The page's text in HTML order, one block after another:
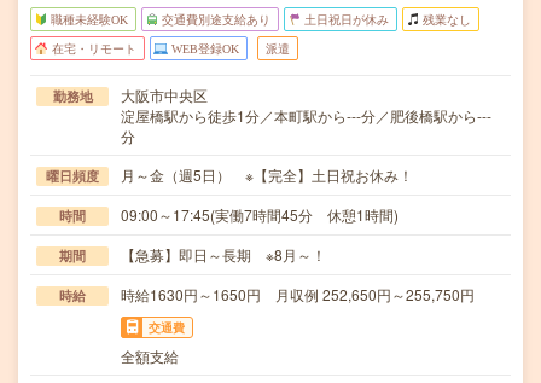
職種未経験OK 交通費別途支給あり 土日祝日が休み 残業なし
在宅・リモート WEB登録OK 派遣
勤務地
大阪市中央区
淀屋橋駅から徒歩1分／本町駅から---分／肥後橋駅から---
分
曜日頻度 月～金（週5日） ※【完全】土日祝お休み！
時間 09:00～17:45(実働7時間45分 休憩1時間)
期間 【急募】即日～長期 ※8月～！
時給 時給1630円～1650円 月収例 252,650円～255,750円
交通費
全額支給